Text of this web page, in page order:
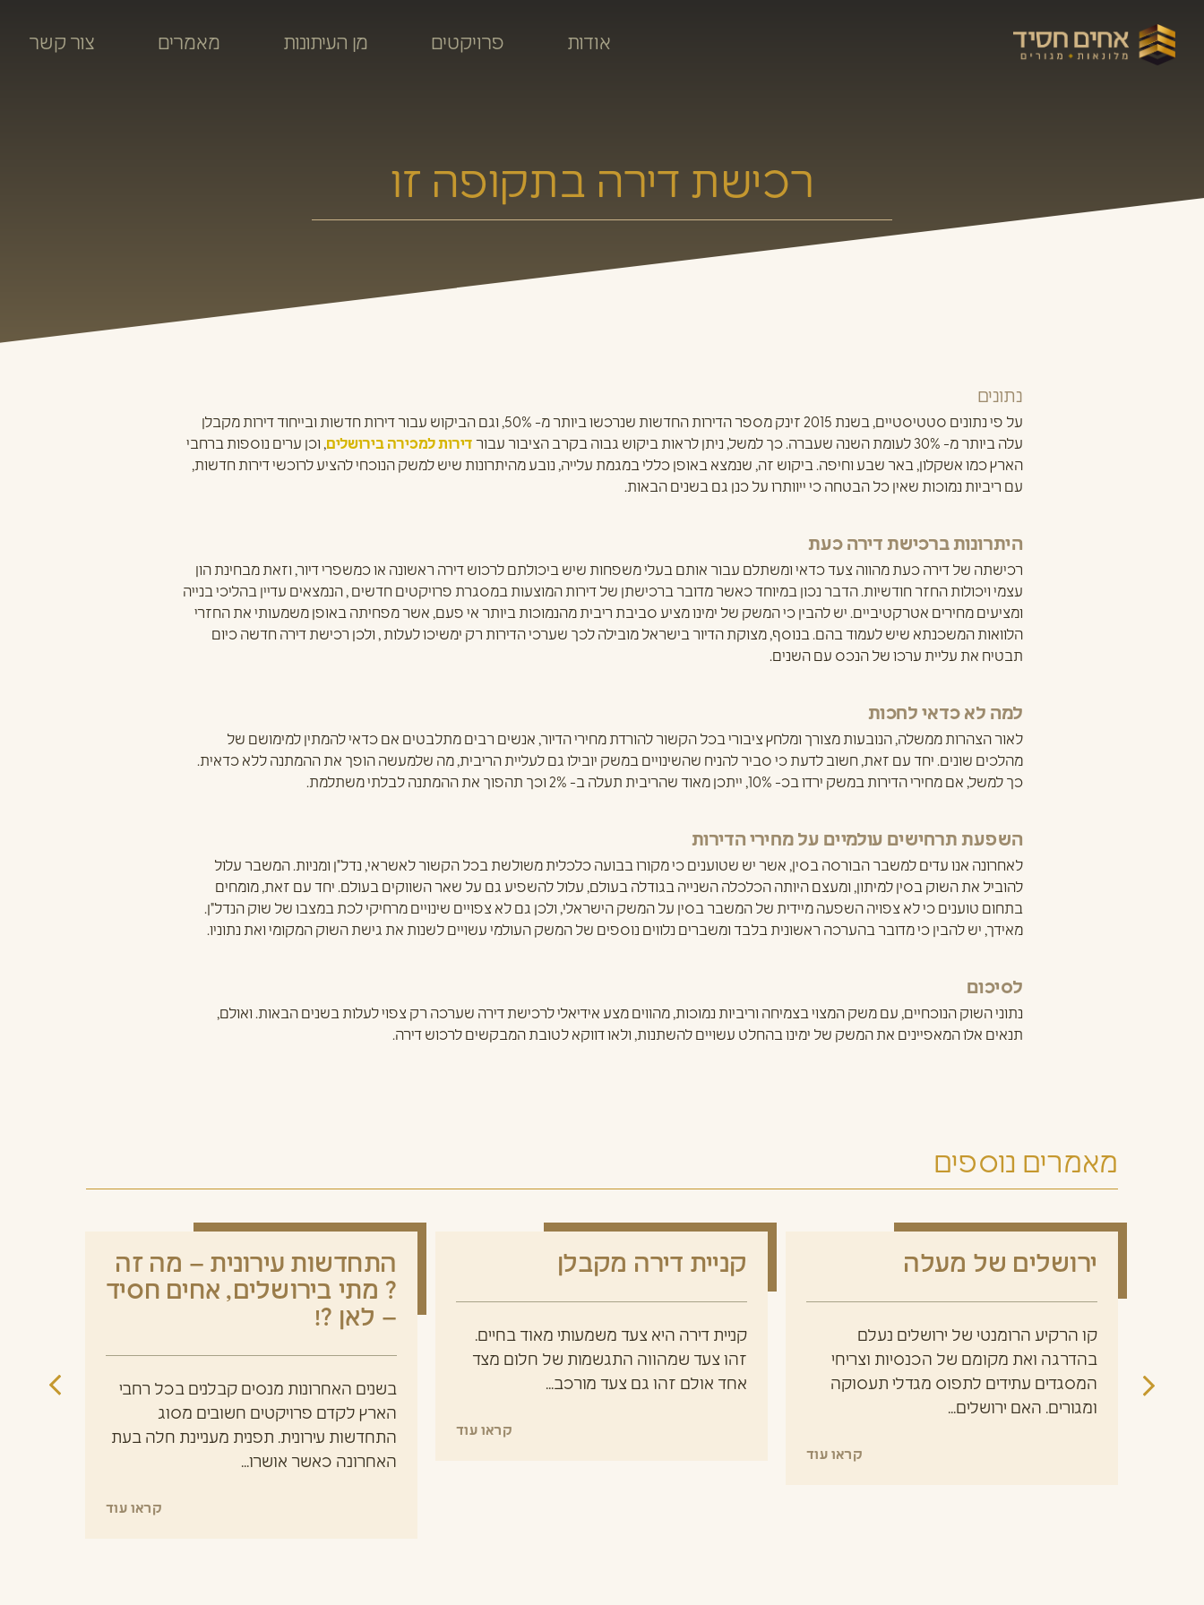
אודות פרויקטים מן העיתונות מאמרים צור קשר
רכישת דירה בתקופה זו
נתונים
על פי נתונים סטטיסטיים, בשנת 2015 זינק מספר הדירות החדשות שנרכשו ביותר מ- 50%, וגם הביקוש עבור דירות חדשות ובייחוד דירות מקבלן
עלה ביותר מ- 30% לעומת השנה שעברה. כך למשל, ניתן לראות ביקוש גבוה בקרב הציבור עבור
דירות למכירה בירושלים, וכן ערים נוספות ברחבי
הארץ כמו אשקלון, באר שבע וחיפה. ביקוש זה, שנמצא באופן כללי במגמת עלייה, נובע מהיתרונות שיש למשק הנוכחי להציע לרוכשי דירות חדשות,
עם ריביות נמוכות שאין כל הבטחה כי ייוותרו על כנן גם בשנים הבאות.
היתרונות ברכישת דירה כעת
רכישתה של דירה כעת מהווה צעד כדאי ומשתלם עבור אותם בעלי משפחות שיש ביכולתם לרכוש דירה ראשונה או כמשפרי דיור, וזאת מבחינת הון
עצמי ויכולות החזר חודשיות. הדבר נכון במיוחד כאשר מדובר ברכישתן של דירות המוצעות במסגרת פרויקטים חדשים , הנמצאים עדיין בהליכי בנייה
ומציעים מחירים אטרקטיביים. יש להבין כי המשק של ימינו מציע סביבת ריבית מהנמוכות ביותר אי פעם, אשר מפחיתה באופן משמעותי את החזרי
הלוואות המשכנתא שיש לעמוד בהם. בנוסף, מצוקת הדיור בישראל מובילה לכך שערכי הדירות רק ימשיכו לעלות , ולכן רכישת דירה חדשה כיום
תבטיח את עליית ערכו של הנכס עם השנים.
למה לא כדאי לחכות
לאור הצהרות ממשלה, הנובעות מצורך ומלחץ ציבורי בכל הקשור להורדת מחירי הדיור, אנשים רבים מתלבטים אם כדאי להמתין למימושם של
מהלכים שונים. יחד עם זאת, חשוב לדעת כי סביר להניח שהשינויים במשק יובילו גם לעליית הריבית, מה שלמעשה הופך את ההמתנה ללא כדאית.
כך למשל, אם מחירי הדירות במשק ירדו בכ- 10%, ייתכן מאוד שהריבית תעלה ב- 2% וכך תהפוך את ההמתנה לבלתי משתלמת.
השפעת תרחישים עולמיים על מחירי הדירות
לאחרונה אנו עדים למשבר הבורסה בסין, אשר יש שטוענים כי מקורו בבועה כלכלית משולשת בכל הקשור לאשראי, נדל"ן ומניות. המשבר עלול
להוביל את השוק בסין למיתון, ומעצם היותה הכלכלה השנייה בגודלה בעולם, עלול להשפיע גם על שאר השווקים בעולם. יחד עם זאת, מומחים
בתחום טוענים כי לא צפויה השפעה מיידית של המשבר בסין על המשק הישראלי, ולכן גם לא צפויים שינויים מרחיקי לכת במצבו של שוק הנדל"ן.
מאידך, יש להבין כי מדובר בהערכה ראשונית בלבד ומשברים נלווים נוספים של המשק העולמי עשויים לשנות את גישת השוק המקומי ואת נתוניו.
לסיכום
נתוני השוק הנוכחיים, עם משק המצוי בצמיחה וריביות נמוכות, מהווים מצע אידיאלי לרכישת דירה שערכה רק צפוי לעלות בשנים הבאות. ואולם,
תנאים אלו המאפיינים את המשק של ימינו בהחלט עשויים להשתנות, ולאו דווקא לטובת המבקשים לרכוש דירה.
מאמרים נוספים
ירושלים של מעלה
קו הרקיע הרומנטי של ירושלים נעלם
בהדרגה ואת מקומם של הכנסיות וצריחי
המסגדים עתידים לתפוס מגדלי תעסוקה
ומגורים. האם ירושלים...
קראו עוד
קניית דירה מקבלן
קניית דירה היא צעד משמעותי מאוד בחיים.
זהו צעד שמהווה התגשמות של חלום מצד
אחד אולם זהו גם צעד מורכב...
קראו עוד
התחדשות עירונית – מה זה
? מתי בירושלים, אחים חסיד
– לאן ?!
בשנים האחרונות מנסים קבלנים בכל רחבי
הארץ לקדם פרויקטים חשובים מסוג
התחדשות עירונית. תפנית מעניינת חלה בעת
האחרונה כאשר אושרו...
קראו עוד